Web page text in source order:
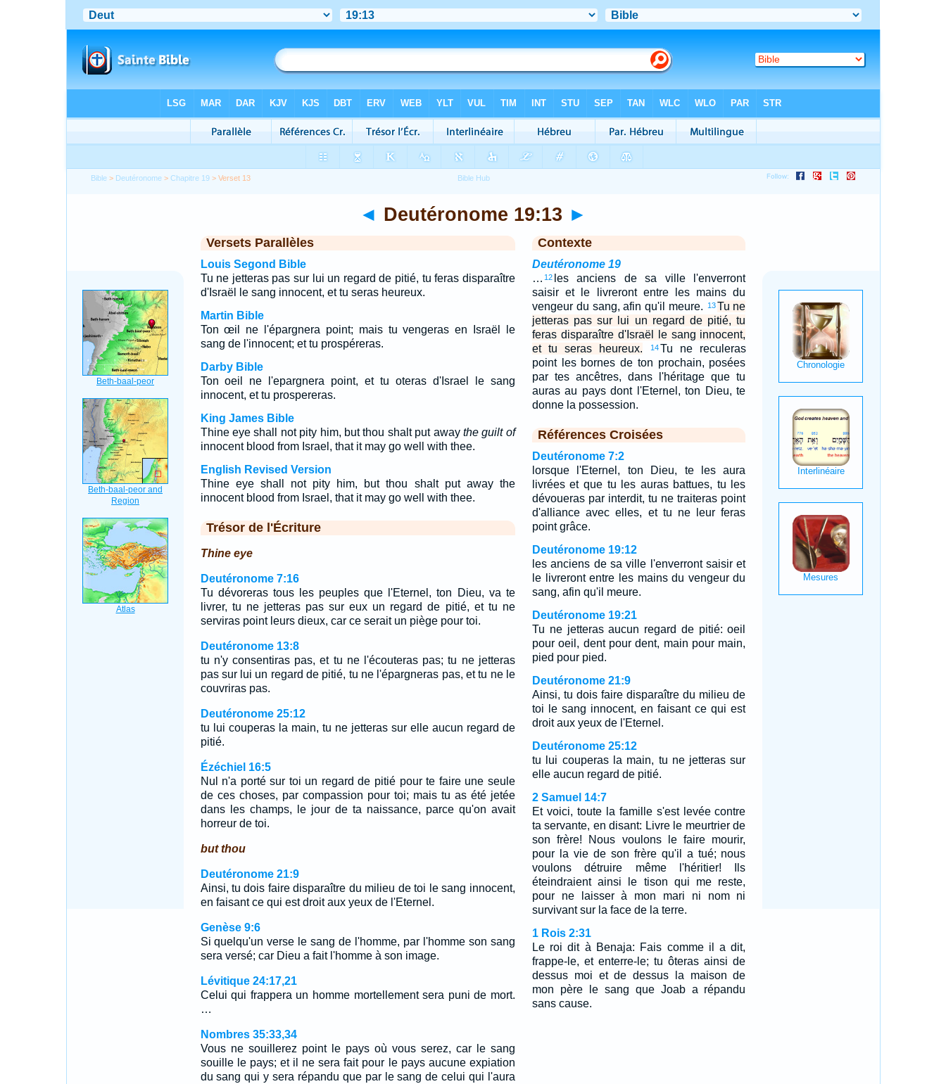
Bible > Deutéronome >Chapitre 19 > Verset 13
◄ Deutéronome 19:13 ►
Versets Parallèles
Louis Segond Bible
Tu ne jetteras pas sur lui un regard de pitié, tu feras disparaître
d'Israël le sang innocent, et tu seras heureux.
Martin Bible
Ton œil ne l'épargnera point; mais tu vengeras en Israël le
sang de l'innocent; et tu prospéreras.
Darby Bible
Ton oeil ne l'epargnera point, et tu oteras d'Israel le sang
innocent, et tu prospereras.
King James Bible
Thine eye shall not pity him, but thou shalt put awaythe guilt of
innocent blood from Israel, that it may go well with thee.
English Revised Version
Thine eye shall not pity him, but thou shalt put away the
innocent blood from Israel, that it may go well with thee.
Trésor de l'Écriture
Thine eye
Deutéronome 7:16
Tu dévoreras tous les peuples que l'Eternel, ton Dieu, va te
livrer, tu ne jetteras pas sur eux un regard de pitié, et tu ne
serviras point leurs dieux, car ce serait un piège pour toi.
Deutéronome 13:8
tu n'y consentiras pas, et tu ne l'écouteras pas; tu ne jetteras
pas sur lui un regard de pitié, tu ne l'épargneras pas, et tu ne le
couvriras pas.
Deutéronome 25:12
tu lui couperas la main, tu ne jetteras sur elle aucun regard de
pitié.
Ézéchiel 16:5
Nul n'a porté sur toi un regard de pitié pour te faire une seule
de ces choses, par compassion pour toi; mais tu as été jetée
dans les champs, le jour de ta naissance, parce qu'on avait
horreur de toi.
but thou
Deutéronome 21:9
Ainsi, tu dois faire disparaître du milieu de toi le sang innocent,
en faisant ce qui est droit aux yeux de l'Eternel.
Genèse 9:6
Si quelqu'un verse le sang de l'homme, par l'homme son sang
sera versé; car Dieu a fait l'homme à son image.
Lévitique 24:17,21
Celui qui frappera un homme mortellement sera puni de mort.
…
Nombres 35:33,34
Vous ne souillerez point le pays où vous serez, car le sang
souille le pays; et il ne sera fait pour le pays aucune expiation
du sang qui y sera répandu que par le sang de celui qui l'aura
Contexte
Deutéronome 19
… 12 les anciens de sa ville l'enverront
saisir et le livreront entre les mains du
vengeur du sang, afin qu'il meure.
13Tu ne
jetteras pas sur lui un regard de pitié, tu
feras disparaître d'Israël le sang innocent,
et tu seras heureux.
14Tu ne reculeras
point les bornes de ton prochain, posées
par tes ancêtres, dans l'héritage que tu
auras au pays dont l'Eternel, ton Dieu, te
donne la possession.
Références Croisées
Deutéronome 7:2
lorsque l'Eternel, ton Dieu, te les aura
livrées et que tu les auras battues, tu les
dévoueras par interdit, tu ne traiteras point
d'alliance avec elles, et tu ne leur feras
point grâce.
Deutéronome 19:12
les anciens de sa ville l'enverront saisir et
le livreront entre les mains du vengeur du
sang, afin qu'il meure.
Deutéronome 19:21
Tu ne jetteras aucun regard de pitié: oeil
pour oeil, dent pour dent, main pour main,
pied pour pied.
Deutéronome 21:9
Ainsi, tu dois faire disparaître du milieu de
toi le sang innocent, en faisant ce qui est
droit aux yeux de l'Eternel.
Deutéronome 25:12
tu lui couperas la main, tu ne jetteras sur
elle aucun regard de pitié.
2 Samuel 14:7
Et voici, toute la famille s'est levée contre
ta servante, en disant: Livre le meurtrier de
son frère! Nous voulons le faire mourir,
pour la vie de son frère qu'il a tué; nous
voulons détruire même l'héritier! Ils
éteindraient ainsi le tison qui me reste,
pour ne laisser à mon mari ni nom ni
survivant sur la face de la terre.
1 Rois 2:31
Le roi dit à Benaja: Fais comme il a dit,
frappe-le, et enterre-le; tu ôteras ainsi de
dessus moi et de dessus la maison de
mon père le sang que Joab a répandu
sans cause.